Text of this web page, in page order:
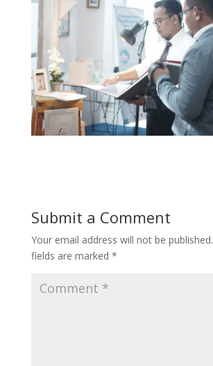
Submit a Comment
Your email address will not be published.
fields are marked *